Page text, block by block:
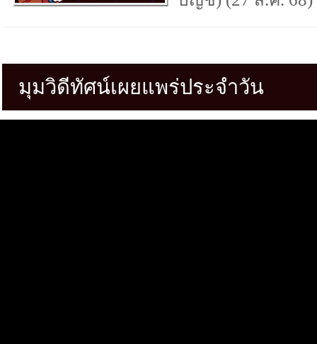
มุมวิดีทัศน์เผยแพร่ประจำวัน